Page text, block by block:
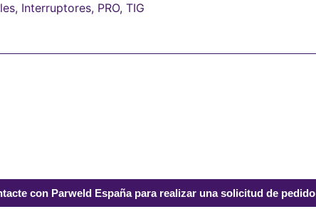
, Interruptores, PRO,TIG
con Parweld España para realizar una solicitud de pedido